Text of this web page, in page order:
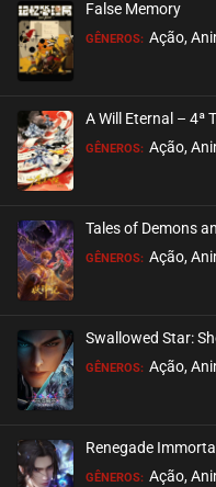
False Memory
GÊNEROS: Ação,
A Will Eternal – 4ª
GÊNEROS: Ação,
Tales of Demons
GÊNEROS: Ação,
Swallowed Star:
GÊNEROS: Ação,
Renegade Immortal
GÊNEROS: Ação,